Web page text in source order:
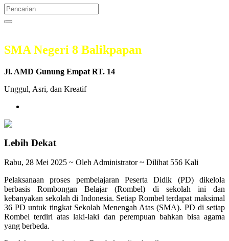
SMA Negeri 8 Balikpapan
Jl. AMD Gunung Empat RT. 14
Unggul, Asri, dan Kreatif
Lebih Dekat
Rabu, 28 Mei 2025 ~ Oleh Administrator ~ Dilihat 556 Kali
Pelaksanaan proses pembelajaran Peserta Didik (PD) dikelola
berbasis Rombongan Belajar (Rombel) di sekolah ini dan
kebanyakan sekolah di Indonesia. Setiap Rombel terdapat maksimal
36 PD untuk tingkat Sekolah Menengah Atas (SMA). PD di setiap
Rombel terdiri atas laki-laki dan perempuan bahkan bisa agama
yang berbeda.